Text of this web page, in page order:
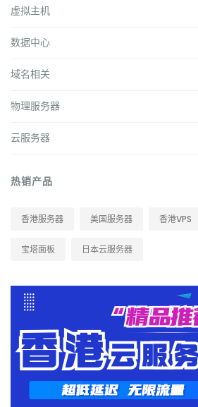
虚拟主机
数据中心
域名相关
物理服务器
云服务器
热销产品
香港服务器 美国服务器 香港VPS
宝塔面板 日本云服务器